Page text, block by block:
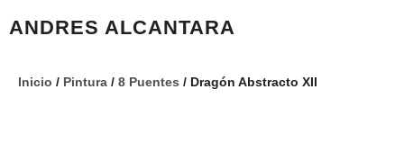
ANDRES ALCANTARA
Inicio / Pintura / 8 Puentes / Dragón Abstracto XII